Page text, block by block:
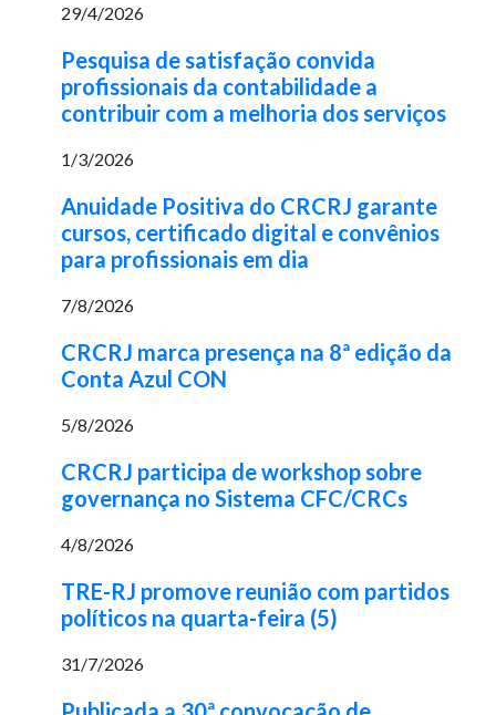
29/4/2026
Pesquisa de satisfação convida
profissionais da contabilidade a
contribuir com a melhoria dos serviços
1/3/2026
Anuidade Positiva do CRCRJ garante
cursos, certificado digital e convênios
para profissionais em dia
7/8/2026
CRCRJ marca presença na 8ª edição da
Conta Azul CON
5/8/2026
CRCRJ participa de workshop sobre
governança no Sistema CFC/CRCs
4/8/2026
TRE-RJ promove reunião com partidos
políticos na quarta-feira (5)
31/7/2026